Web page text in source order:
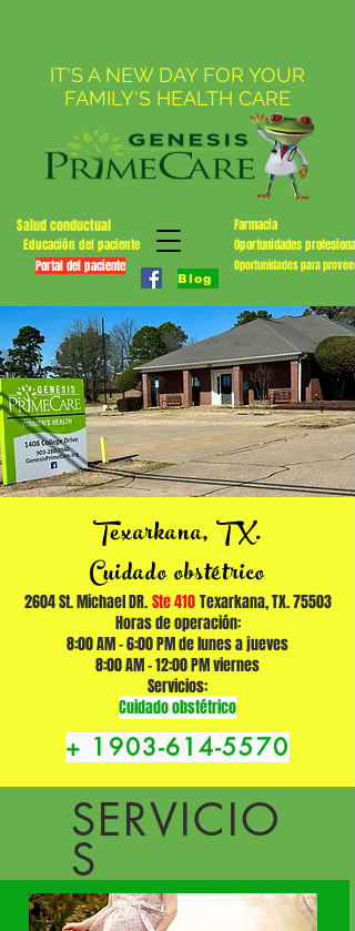
Oportunidades para
Farmacia
Portal del paciente
Educación del paciente Oportunidades
IT'S A NEW DAY FOR YOUR
FAMILY'S HEALTH CARE
Blog
Salud conductual
Texarkana, TX.
Cuidado obstétrico
2604 St. Michael DR. Ste 410 Texarkana, TX. 75503
Horas de operación:
8:00 AM - 6:00 PM de lunes a jueves
8:00 AM - 12:00 PM viernes
Servicios:
Cuidado obstétrico
+ 1903-614-5570
SERVICIO
S